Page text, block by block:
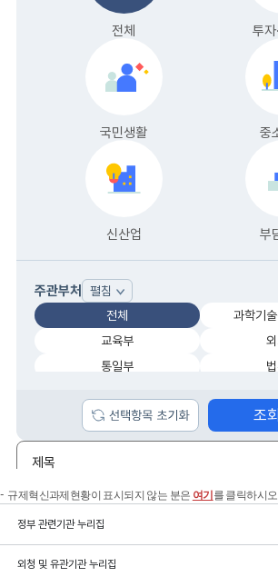
규제혁신과제현황이 표시되지 않는 분은 여기 를 클릭하시오.
정부 관련기관 누리집
외청 및 유관기관 누리집